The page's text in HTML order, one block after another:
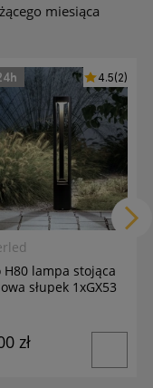
miesiąca
H80 lampa stojąca
słupek 1xGX53
4.5(2)
zł